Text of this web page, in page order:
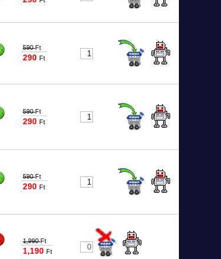
590Ft
290 Ft
590Ft
290 Ft
590Ft
290 Ft
1,990Ft
1,190 Ft